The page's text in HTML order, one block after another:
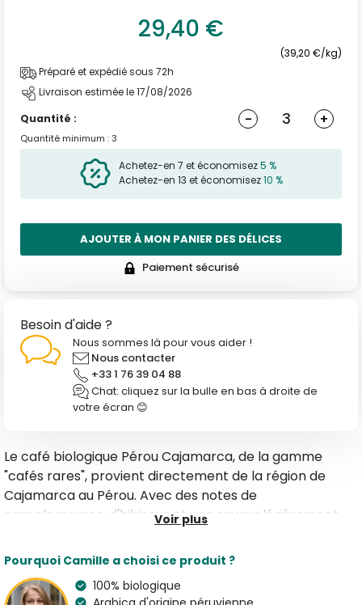
29,40 €
(39,20 €/kg)
Préparé et expédié sous 72h
Livraison estimée le 17/08/2026
Quantité :
- +
Quantité minimum : 3
Achetez-en 7 et économisez5 %
Achetez-en 13 et économisez10 %
AJOUTER À MON PANIER DES DÉLICES
Paiement sécurisé
Besoin d'aide ?
Nous sommes là pour vous aider !
Nous contacter
+33 1 76 39 04 88
Chat: cliquez sur la bulle en bas à droite de
votre écran 😊
Le café biologique Pérou Cajamarca, de la gamme
"cafés rares", provient directement de la région de
Cajamarca au Pérou. Avec des notes de
pamplemousse, d'hibiscus et une saveur légèrement
main à Bordeaux, a une intensité modérée et une
composante acide très élevée, parfaite pour les
amateurs de saveurs d'agrumes.
Voir plus
Pourquoi Camille a choisi ce produit ?
100% biologique